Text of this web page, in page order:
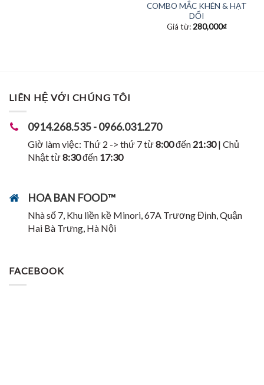
COMBO MẮC KHÉN & HẠT
DỔI
Giá từ: 280,000₫
LIÊN HỆ VỚI CHÚNG TÔI
0914.268.535 - 0966.031.270
Giờ làm việc: Thứ 2 -> thứ 7 từ8:00đến 21:30| Chủ
Nhật từ8:30đến 17:30
HOA BAN FOOD™
Nhà số 7, Khu liền kề Minori, 67A Trương Định, Quận
Hai Bà Trưng, Hà Nội
FACEBOOK